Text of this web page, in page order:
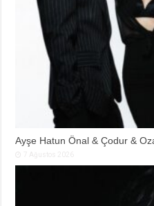
Ayşe Hatun Önal & Çodur &